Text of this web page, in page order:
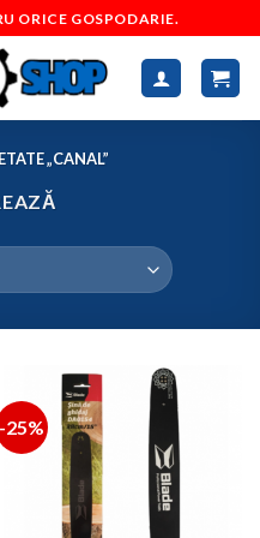
ORICE GOSPODARIE.
„CANAL”
-25%